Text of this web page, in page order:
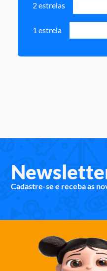
2 estrelas
1 estrela
Cadastre-se e receba as